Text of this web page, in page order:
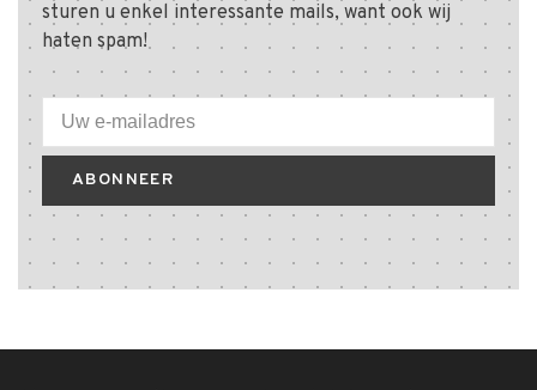
sturen u enkel interessante mails, want ook wij
haten spam!
ABONNEER